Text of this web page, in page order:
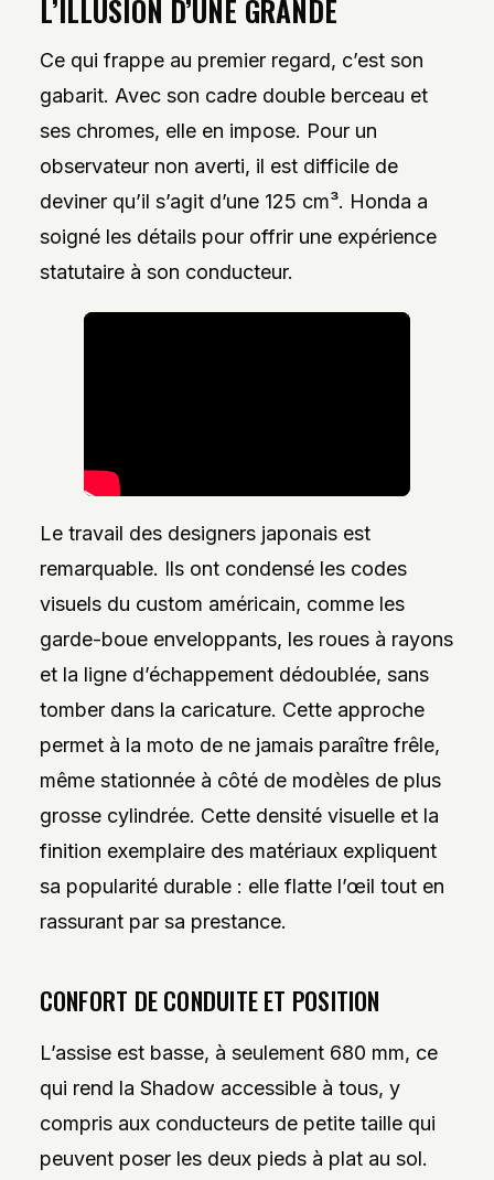
L’ILLUSION D’UNE GRANDE
Ce qui frappe au premier regard, c’est son
gabarit. Avec son cadre double berceau et
ses chromes, elle en impose. Pour un
observateur non averti, il est difficile de
deviner qu’il s’agit d’une 125 cm³. Honda a
soigné les détails pour offrir une expérience
statutaire à son conducteur.
Le travail des designers japonais est
remarquable. Ils ont condensé les codes
visuels du custom américain, comme les
garde-boue enveloppants, les roues à rayons
et la ligne d’échappement dédoublée, sans
tomber dans la caricature. Cette approche
permet à la moto de ne jamais paraître frêle,
même stationnée à côté de modèles de plus
grosse cylindrée. Cette densité visuelle et la
finition exemplaire des matériaux expliquent
sa popularité durable : elle flatte l’œil tout en
rassurant par sa prestance.
CONFORT DE CONDUITE ET POSITION
L’assise est basse, à seulement 680 mm, ce
qui rend la Shadow accessible à tous, y
compris aux conducteurs de petite taille qui
peuvent poser les deux pieds à plat au sol.